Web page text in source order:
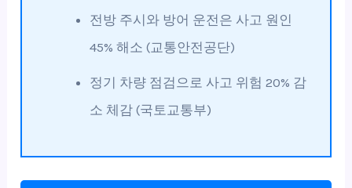
전방 주시와 방어 운전은 사고 원인
45% 해소 (교통안전공단)
정기 차량 점검으로 사고 위험 20% 감
소 체감 (국토교통부)